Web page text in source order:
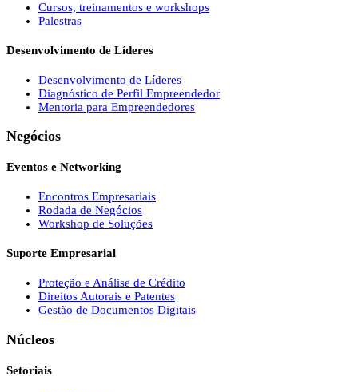
Cursos, treinamentos e workshops
Palestras
Desenvolvimento de Líderes
Desenvolvimento de Líderes
Diagnóstico de Perfil Empreendedor
Mentoria para Empreendedores
Negócios
Eventos e Networking
Encontros Empresariais
Rodada de Negócios
Workshop de Soluções
Suporte Empresarial
Proteção e Análise de Crédito
Direitos Autorais e Patentes
Gestão de Documentos Digitais
Núcleos
Setoriais